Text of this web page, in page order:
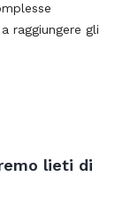
raggiungere gli
lieti di